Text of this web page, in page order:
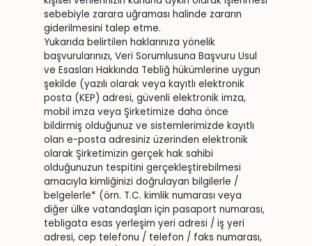
sebebiyle zarara uğraması halinde zararın
giderilmesini talep etme.
Yukarıda belirtilen haklarınıza yönelik
başvurularınızı, Veri Sorumlusuna Başvuru Usul
ve Esasları Hakkında Tebliğ hükümlerine uygun
şekilde (yazılı olarak veya kayıtlı elektronik
posta (KEP) adresi, güvenli elektronik imza,
mobil imza veya Şirketimize daha önce
bildirmiş olduğunuz ve sistemlerimizde kayıtlı
olan e-posta adresiniz üzerinden elektronik
olarak Şirketimizin gerçek hak sahibi
olduğunuzun tespitini gerçekleştirebilmesi
amacıyla kimliğinizi doğrulayan bilgilerle /
belgelerle* (örn. T.C. kimlik numarası veya
diğer ülke vatandaşları için pasaport numarası,
tebligata esas yerleşim yeri adresi / iş yeri
adresi, cep telefonu / telefon / faks numarası,